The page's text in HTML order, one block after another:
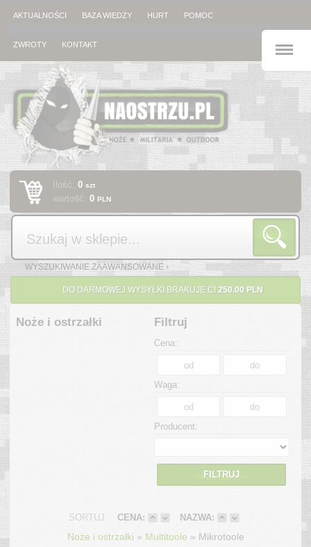
AKTUALNOŚCI BAZA WIEDZY HURT POMOC
ZWROTY KONTAKT
Ilość:0szt
wartość:0PLN
Szukaj
WYSZUKIWANIE ZAAWANSOWANE ›
DO DARMOWEJ WYSYŁKI BRAKUJE CI 250.00 PLN
Noże i ostrzałki Filtruj
Cena:
Waga:
Producent:
FILTRUJ
SORTUJ: CENA: NAZWA:
Noże i ostrzałki » Multitoole » Mikrotoole